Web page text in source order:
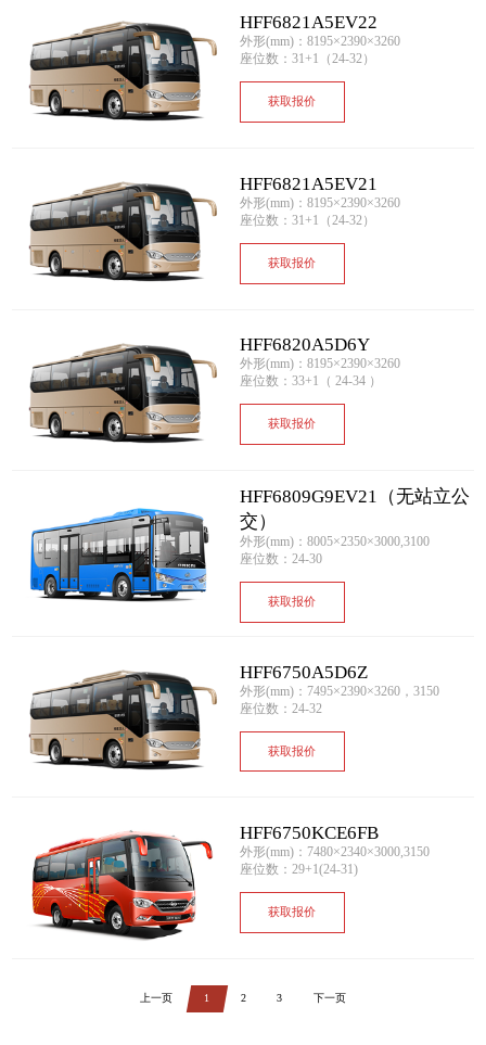
HFF6821A5EV22
外形(mm)：8195×2390×3260
座位数：31+1（24-32）
获取报价
HFF6821A5EV21
外形(mm)：8195×2390×3260
座位数：31+1（24-32）
获取报价
HFF6820A5D6Y
外形(mm)：8195×2390×3260
座位数：33+1（ 24-34 ）
获取报价
HFF6809G9EV21（无站立公
交）
外形(mm)：8005×2350×3000,3100
座位数：24-30
获取报价
HFF6750A5D6Z
外形(mm)：7495×2390×3260，3150
座位数：24-32
获取报价
HFF6750KCE6FB
外形(mm)：7480×2340×3000,3150
座位数：29+1(24-31)
获取报价
上一页 1 2 3 下一页